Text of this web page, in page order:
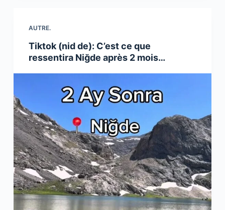
AUTRE.
Tiktok (nid de): C’est ce que
ressentira Niğde après 2 mois…